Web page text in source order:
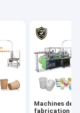
Machines de
fabrication de